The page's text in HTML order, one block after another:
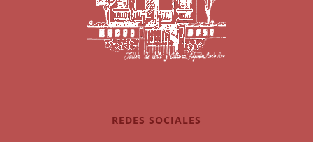
REDES SOCIALES